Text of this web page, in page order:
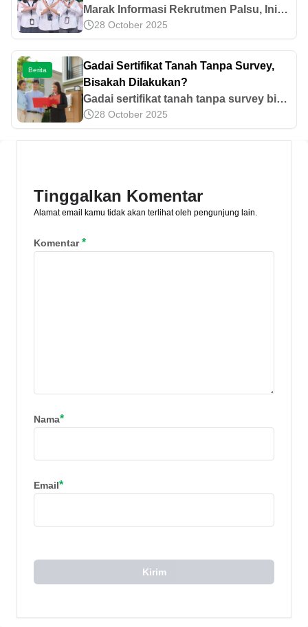
Rekrutmen Ala PT Pegadaian
Marak Informasi Rekrutmen Palsu, Ini
Dia Tips Menghindari Penipuan
Rekrutmen Ala PT Pegadaian
28 October 2025
Berita
Gadai Sertifikat Tanah Tanpa Survey,
Bisakah Dilakukan?
Gadai sertifikat tanah tanpa survey bisa
dilakukan di lembaga tertentu. Namun,
risikonya cukup tinggi. Cari tahu risiko
28 October 2025
Tinggalkan Komentar
Alamat email kamu tidak akan terlihat oleh pengunjung lain.
Komentar*
Nama*
Email*
Kirim